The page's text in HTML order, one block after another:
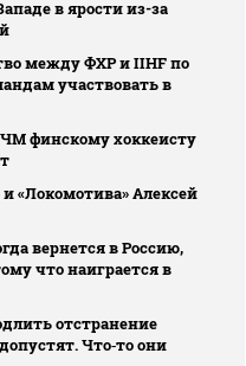
в ярости из-за
между ФХР и IIHF по
участвовать в
финскому хоккеисту
«Локомотива» Алексей
вернется в Россию,
что наиграется в
отстранение
Что‑то они